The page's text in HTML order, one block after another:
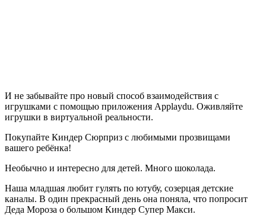
И не забывайте про новый способ взаимодействия с
игрушками с помощью приложения Applaydu. Оживляйте
игрушки в виртуальной реальности.
Покупайте Киндер Сюрприз с любимыми прозвищами
вашего ребёнка!
Необычно и интересно для детей. Много шоколада.
Наша младшая любит гулять по ютубу, созерцая детские
каналы. В один прекрасный день она поняла, что попросит
Деда Мороза о большом Киндер Супер Макси.